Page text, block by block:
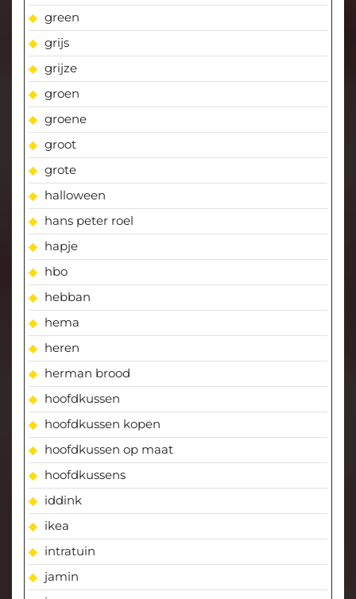
green
grijs
grijze
groen
groene
groot
grote
halloween
hans peter roel
hapje
hbo
hebban
hema
heren
herman brood
hoofdkussen
hoofdkussen kopen
hoofdkussen op maat
hoofdkussens
iddink
ikea
intratuin
jamin